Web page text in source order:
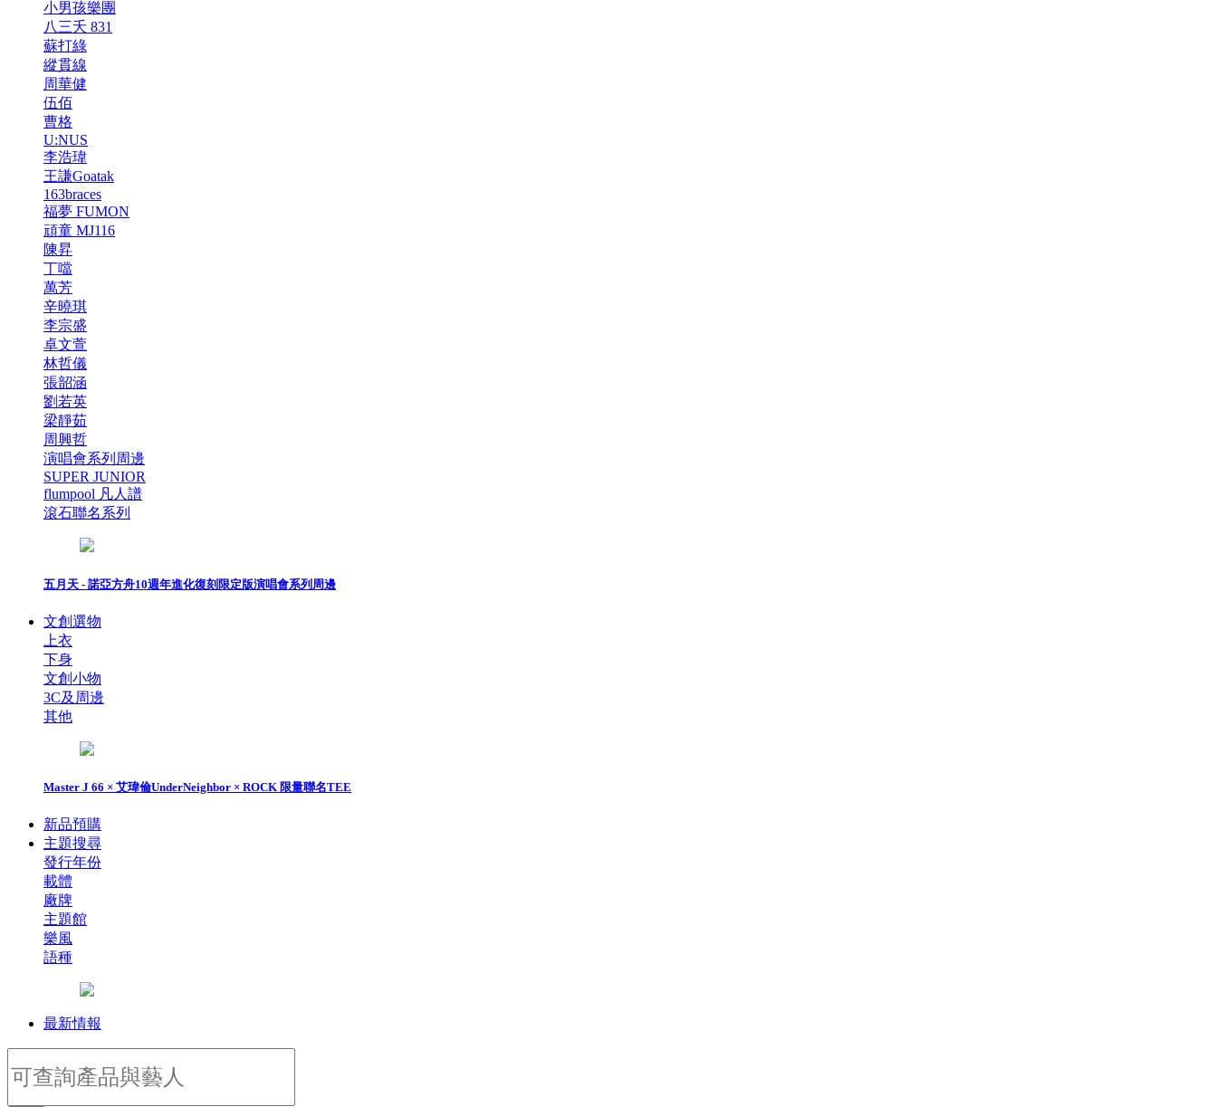
小男孩樂團
八三夭 831
蘇打綠
縱貫線
周華健
伍佰
曹格
U:NUS
李浩瑋
王謙Goatak
163braces
福夢 FUMON
頑童 MJ116
陳昇
丁噹
萬芳
辛曉琪
李宗盛
卓文萱
林哲儀
張韶涵
劉若英
梁靜茹
周興哲
演唱會系列周邊
SUPER JUNIOR
flumpool 凡人譜
滾石聯名系列
五月天 - 諾亞方舟10週年進化復刻限定版演唱會系列周邊
文創選物
上衣
下身
文創小物
3C及周邊
其他
Master J 66 × 艾瑋倫UnderNeighbor × ROCK 限量聯名TEE
新品預購
主題搜尋
發行年份
載體
廠牌
主題館
樂風
語種
最新情報